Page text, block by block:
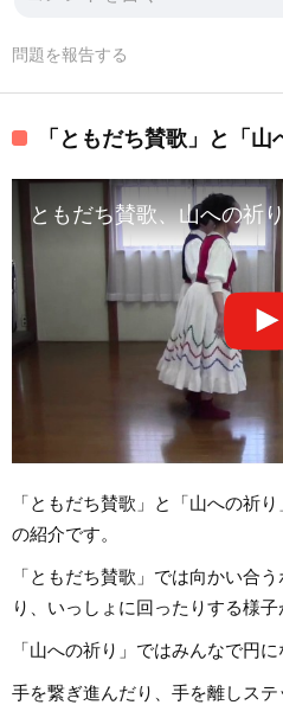
問題を報告する
「ともだち賛歌」と「山
ともだち賛歌、山への祈
「ともだち賛歌」と「山への祈
の紹介です。
「ともだち賛歌」では向かい合
り、いっしょに回ったりする様子
「山への祈り」ではみんなで円
手を繋ぎ進んだり、手を離しステ